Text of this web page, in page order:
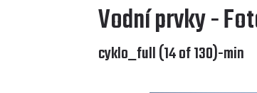
Vodní prvky -
cyklo_full (14 of 130)-min